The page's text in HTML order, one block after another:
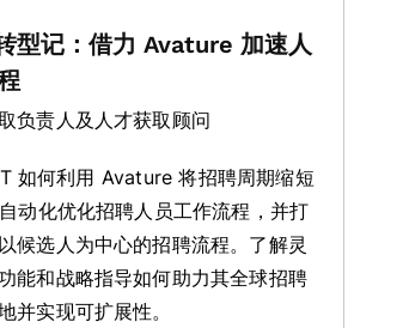
型记：借力 Avature 加速人
负责人及人才获取顾问
如何利用 Avature 将招聘周期缩短
动化优化招聘人员工作流程，并打
候选人为中心的招聘流程。了解灵
能和战略指导如何助力其全球招聘
并实现可扩展性。